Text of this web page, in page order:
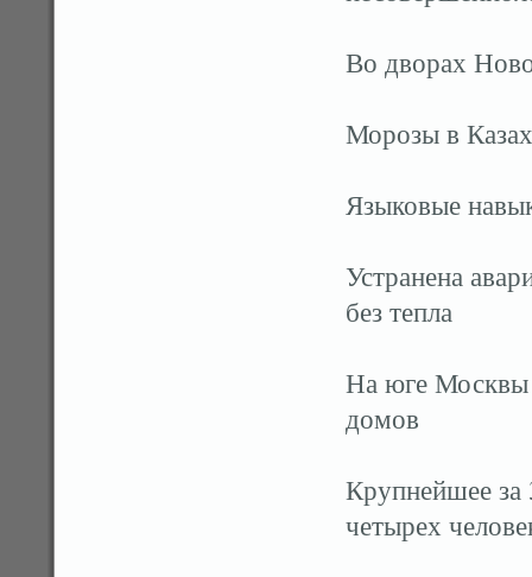
Во дворах
Морозы в
Языковые
Устранена
без тепла
На юге Москвы
домов
Крупнейшее за
четырех